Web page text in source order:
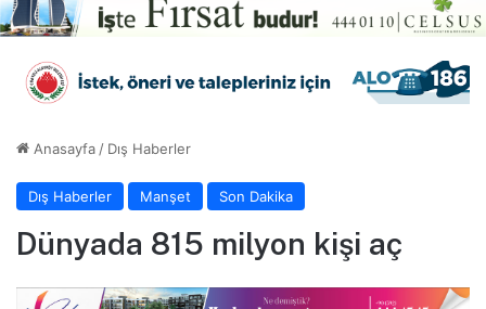
Anasayfa / Dış Haberler
Dış Haberler Manşet Son Dakika
Dünyada 815 milyon kişi aç